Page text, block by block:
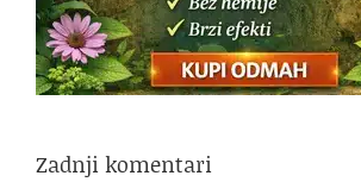
Zadnji komentari